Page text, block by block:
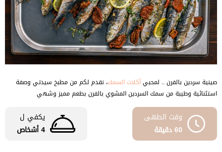
صينية سردين بالفرن .. لمحبيأكلات السمك، نقدم لكم من مطبخ سيدتي وصفة
استثنائية وطيبة من سمك السردين المشوي بالفرن بطعم مميز وشهي
وقت الطهى
60 دقيقة
يكفي ل
4 أشخاص